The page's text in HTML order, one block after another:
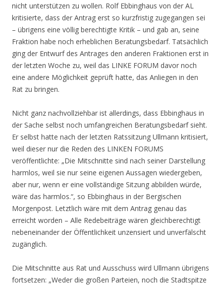
nicht unterstützen zu wollen. Rolf Ebbinghaus von der AL
kritisierte, dass der Antrag erst so kurzfristig zugegangen sei
– übrigens eine völlig berechtigte Kritik – und gab an, seine
Fraktion habe noch erheblichen Beratungsbedarf. Tatsächlich
ging der Entwurf des Antrages den anderen Fraktionen erst in
der letzten Woche zu, weil das LINKE FORUM davor noch
eine andere Möglichkeit geprüft hatte, das Anliegen in den
Rat zu bringen.
Nicht ganz nachvollziehbar ist allerdings, dass Ebbinghaus in
der Sache selbst noch umfangreichen Beratungsbedarf sieht.
Er selbst hatte nach der letzten Ratssitzung Ullmann kritisiert,
weil dieser nur die Reden des LINKEN FORUMS
veröffentlichte: „Die Mitschnitte sind nach seiner Darstellung
harmlos, weil sie nur seine eigenen Aussagen wiedergeben,
aber nur, wenn er eine vollständige Sitzung abbilden würde,
wäre das harmlos.“, so Ebbinghaus in der Bergischen
Morgenpost. Letztlich wäre mit dem Antrag genau das
erreicht worden – Alle Redebeiträge wären gleichberechtigt
nebeneinander der Öffentlichkeit unzensiert und unverfälscht
zugänglich.
Die Mitschnitte aus Rat und Ausschuss wird Ullmann übrigens
fortsetzen: „Weder die großen Parteien, noch die Stadtspitze